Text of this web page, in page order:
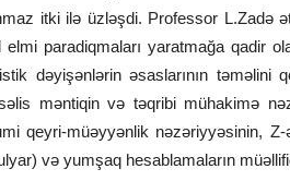
itki ilə üzləşdi. Professor L.Zadə
paradiqmaları yaratmağa qadir
dəyişənlərin əsaslarının təməlini
məntiqin və təqribi mühakimə
qeyri-müəyyənlik nəzəriyyəsinin, Z-
və yumşaq hesablamaların